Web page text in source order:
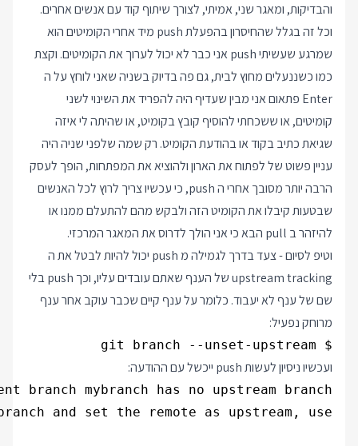
והבדיקות, ומאגר שני, אמיתי, לצורך שיתוף קוד עם אנשים אחרים.
וכל זה בגלל שהחיסרון בהפעלת push מיד אחרי הקומיטים הוא
שמרגע שעשיתי push אני כבר לא יכול לערוך את הקומיטים. וקצת
כמו כשננעלים מחוץ לבית, גם פה בדיוק בשניה שאני לוחץ על ה
Enter פתאום אני מבין שעדיף היה להפריד את השינוי לשני
קומיטים, או ששכחתי להוסיף קובץ בקומיט, או שהיתה לי איזה
שגיאת כתיב בקוד או בהודעת הקומיט. רק שמה שלפני שניה היה
עניין פשוט של לפתוח את הארון ולהוציא את המפתחות, הופך לעסק
הרבה יותר מסובך אחרי ה push, כי עכשיו צריך לרוץ לכל האנשים
שבטעות קיבלו את הקומיט הזה ולבקש מהם להתעלם ממנו או
להיזהר ב pull הבא כי אני הולך לדרוס את המאגר המרכזי.
וטיפ לסיום - צעד בדרך לגמילה מ push יכול להיות לבטל את ה
upstream tracking של הענף שאתם עובדים עליו, וכך push בלי
שם של ענף לא יעבוד. כלומר על ענף קיים שכבר עוקב אחר ענף
מרוחק נפעיל:
$ git branch --unset-upstream
ועכשיו ניסיון לעשות push ייכשל עם ההודעה: